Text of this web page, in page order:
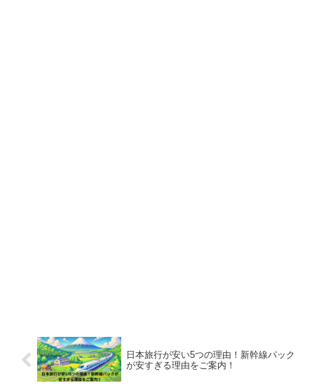
日本旅行が安い5つの理由！新幹線パック
が安すぎる理由をご案内！